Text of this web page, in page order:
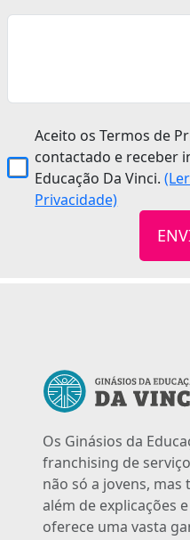
Aceito os Termos de
contactado e receber
Educação Da Vinci.
Privacidade)
Os Ginásios da
franchising de
não só a jovens,
além de explicações
oferece uma vasta